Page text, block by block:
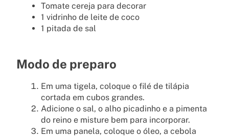
Tomate cereja para decorar
1 vidrinho de leite de coco
1 pitada de sal
Modo de preparo
Em uma tigela, coloque o filé de tilápia
cortada em cubos grandes.
Adicione o sal, o alho picadinho e a pimenta
do reino e misture bem para incorporar.
Em uma panela, coloque o óleo, a cebola